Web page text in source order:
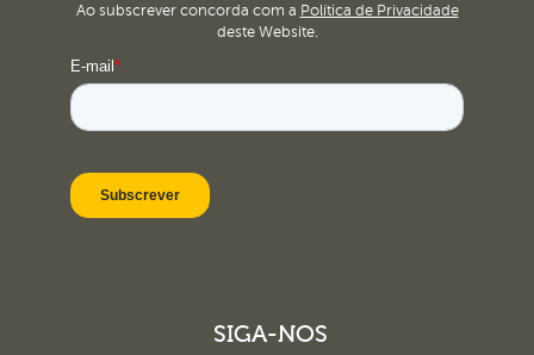
Ao subscrever concorda com a Política de Privacidade
deste Website.
SIGA-NOS